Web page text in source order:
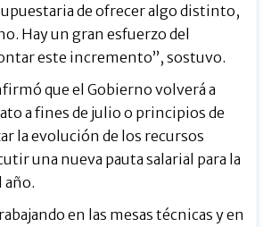
de ofrecer algo distinto,
Hay un gran esfuerzo del
este incremento”, sostuvo.
que el Gobierno volverá a
a fines de julio o principios de
la evolución de los recursos
una nueva pauta salarial para la
año.
en las mesas técnicas y en